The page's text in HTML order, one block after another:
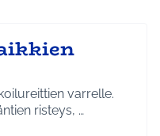
varrelle.
risteys, …